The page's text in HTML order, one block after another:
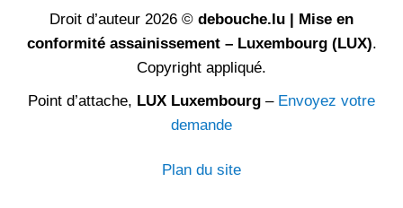
Droit d’auteur 2026 © debouche.lu | Mise en
conformité assainissement – Luxembourg (LUX).
Copyright appliqué.
Point d’attache, LUX Luxembourg – Envoyez votre
demande
Plan du site